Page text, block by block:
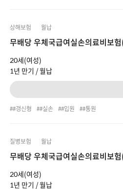
상해보험 월납
무배당 우체국급여실손의료비보
20세(여성)
1년 만기 /월납
#갱신형 #실손 #입원 #통원
질병보험 월납
무배당 우체국급여실손의료비보
20세(여성)
1년 만기 /월납